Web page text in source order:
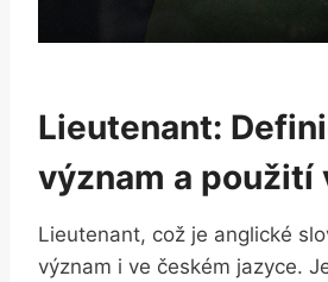
Lieutenant:
význam a použití
Lieutenant, což je anglické
význam i ve českém jazyce.